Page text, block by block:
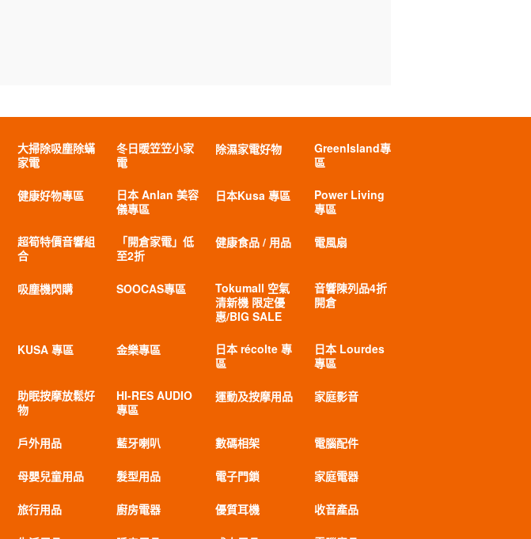
大掃除吸塵除蟎
家電
冬日暖笠笠小家
電
除濕家電好物
GreenIsland專
區
健康好物專區
日本 Anlan 美容
儀專區
日本Kusa 專區
Power Living
專區
超筍特價音響組
合
「開倉家電」低
至2折
健康食品 / 用品 電風扇
吸塵機閃購 SOOCAS專區
Tokumall 空氣
清新機 限定優
惠/BIG SALE
音響陳列品4折
開倉
KUSA 專區 金樂專區
日本 récolte 專
區
日本 Lourdes
專區
助眠按摩放鬆好
物
HI-RES AUDIO
專區
運動及按摩用品 家庭影音
戶外用品 藍牙喇叭 數碼相架 電腦配件
母嬰兒童用品 髮型用品 電子門鎖 家庭電器
旅行用品 廚房電器 優質耳機 收音產品